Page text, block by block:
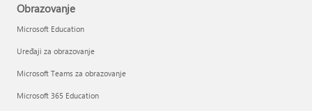
Obrazovanje
Microsoft Education
Uređaji za obrazovanje
Microsoft Teams za obrazovanje
Microsoft 365 Education